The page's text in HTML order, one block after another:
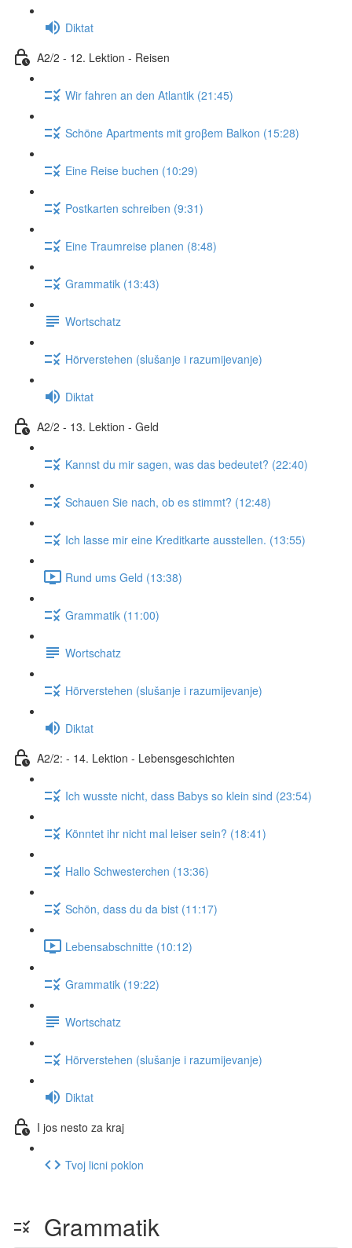
Diktat
A2/2 - 12. Lektion - Reisen
Wir fahren an den Atlantik (21:45)
Schöne Apartments mit groβem Balkon (15:28)
Eine Reise buchen (10:29)
Postkarten schreiben (9:31)
Eine Traumreise planen (8:48)
Grammatik (13:43)
Wortschatz
Hörverstehen (slušanje i razumijevanje)
Diktat
A2/2 - 13. Lektion - Geld
Kannst du mir sagen, was das bedeutet? (22:40)
Schauen Sie nach, ob es stimmt? (12:48)
Ich lasse mir eine Kreditkarte ausstellen. (13:55)
Rund ums Geld (13:38)
Grammatik (11:00)
Wortschatz
Hörverstehen (slušanje i razumijevanje)
Diktat
A2/2: - 14. Lektion - Lebensgeschichten
Ich wusste nicht, dass Babys so klein sind (23:54)
Könntet ihr nicht mal leiser sein? (18:41)
Hallo Schwesterchen (13:36)
Schön, dass du da bist (11:17)
Lebensabschnitte (10:12)
Grammatik (19:22)
Wortschatz
Hörverstehen (slušanje i razumijevanje)
Diktat
I jos nesto za kraj
Tvoj licni poklon
Grammatik